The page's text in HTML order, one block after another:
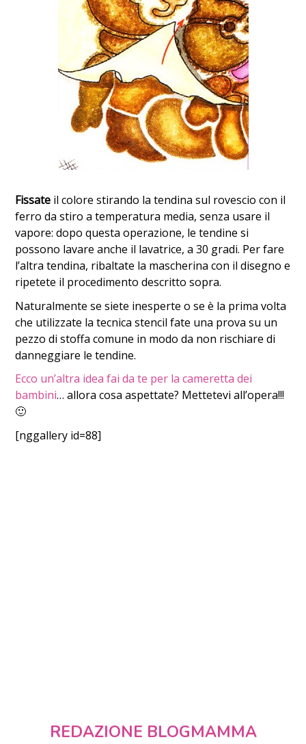
Fissate il colore stirando la tendina sul rovescio con il
ferro da stiro a temperatura media, senza usare il
vapore: dopo questa operazione, le tendine si
possono lavare anche il lavatrice, a 30 gradi. Per fare
l’altra tendina, ribaltate la mascherina con il disegno e
ripetete il procedimento descritto sopra.
Naturalmente se siete inesperte o se è la prima volta
che utilizzate la tecnica stencil fate una prova su un
pezzo di stoffa comune in modo da non rischiare di
danneggiare le tendine.
Ecco un’altra idea fai da te per la cameretta dei
bambini… allora cosa aspettate? Mettetevi all’opera!!!
🙂
[nggallery id=88]
REDAZIONE BLOGMAMMA